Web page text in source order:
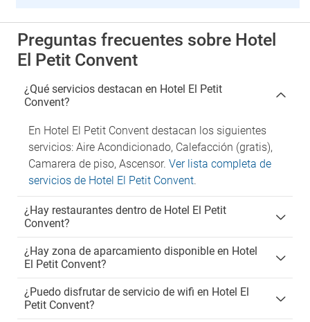
Preguntas frecuentes sobre Hotel
El Petit Convent
¿Qué servicios destacan en Hotel El Petit
Convent?
En Hotel El Petit Convent destacan los siguientes
servicios: Aire Acondicionado, Calefacción (gratis),
Camarera de piso, Ascensor. Ver lista completa de
servicios de Hotel El Petit Convent.
¿Hay restaurantes dentro de Hotel El Petit
Convent?
¿Hay zona de aparcamiento disponible en Hotel
El Petit Convent?
¿Puedo disfrutar de servicio de wifi en Hotel El
Petit Convent?